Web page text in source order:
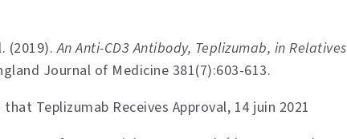
(2019).An Anti-CD3 Antibody, Teplizumab, in Relatives
Journal of Medicine 381(7):603-613.
Teplizumab Receives Approval, 14 juin 2021